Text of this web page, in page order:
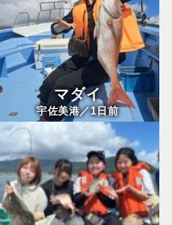
マダイ
宇佐美港／1日前